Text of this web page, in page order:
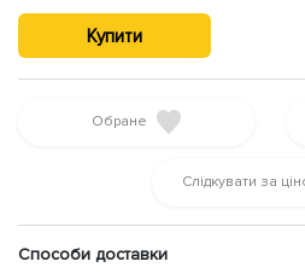
Купити
Обране
Слідкувати за
Способи доставки